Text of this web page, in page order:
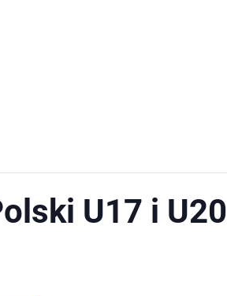
U17 i U20